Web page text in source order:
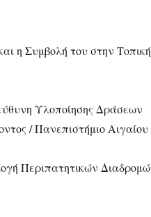
η Συμβολή του στην Τοπική
Υλοποίησης Δράσεων
/ Πανεπιστήμιο Αιγαίου
Περιπατητικών